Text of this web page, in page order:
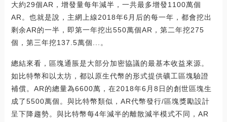
大約29個AR，增發量每年減半，一共最多增發1100萬個
AR。也就是說，主網上線2018年6月后的每一年，都會挖出
剩余AR的一半，即第一年挖出550萬個AR，第二年挖275
個，第三年挖137.5萬個...。
總結來看，區塊通脹是大部分加密協議的最基本收益來源。
如比特幣和以太坊，都以原生代幣的形式提供礦工區塊驗證
補償。AR的總量為6600萬，在2018年6月8日的創世區塊生
成了5500萬個。與比特幣類似，AR代幣發行/區塊獎勵設計
呈下降趨勢。與比特幣每4年減半的離散減半模式不同，AR